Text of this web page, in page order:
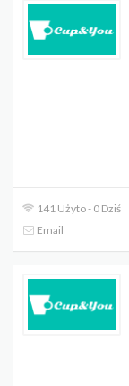
141 Użyto - 0 Dziś
Email